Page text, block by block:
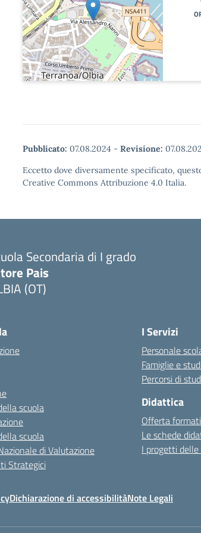
Pubblicato: 07.08.2024 - Revisione:
Eccetto dove diversamente specificato,
Creative Commons Attribuzione 4.0 Italia.
Secondaria di I grado
Pais
(OT)
scuola
scuola
di Valutazione
Strategici
I Servizi
Personale
Famiglie e
Percorsi di
Didattica
Offerta
Le schede
I progetti delle
Dichiarazione di accessibilitàNote Legali